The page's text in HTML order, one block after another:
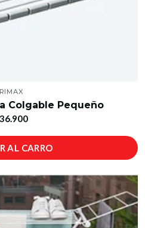
RIMAX
Colgable Pequeño
AL CARRO